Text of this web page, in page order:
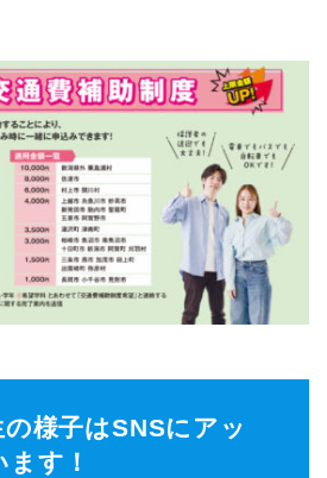
の様子はSNSにアッ
す！